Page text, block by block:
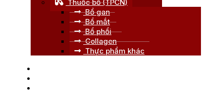
Thuốc bổ (TPCN)
Bổ gan
Bổ mắt
Bổ phổi
Collagen
Thực phẩm khác